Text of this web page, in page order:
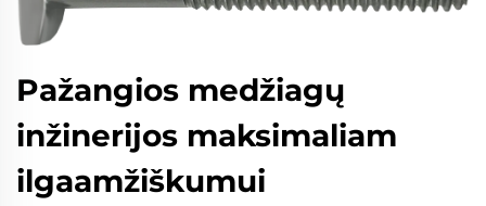
Pažangios medžiagų
inžinerijos maksimaliam
ilgaamžiškumui